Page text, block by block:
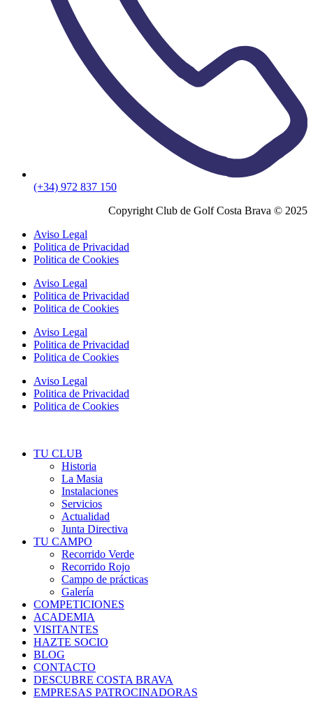
(+34) 972 837 150
Copyright Club de Golf Costa Brava © 2025
Aviso Legal
Politica de Privacidad
Politica de Cookies
Aviso Legal
Politica de Privacidad
Politica de Cookies
Aviso Legal
Politica de Privacidad
Politica de Cookies
Aviso Legal
Politica de Privacidad
Politica de Cookies
TU CLUB
Historia
La Masia
Instalaciones
Servicios
Actualidad
Junta Directiva
TU CAMPO
Recorrido Verde
Recorrido Rojo
Campo de prácticas
Galería
COMPETICIONES
ACADEMIA
VISITANTES
HAZTE SOCIO
BLOG
CONTACTO
DESCUBRE COSTA BRAVA
EMPRESAS PATROCINADORAS